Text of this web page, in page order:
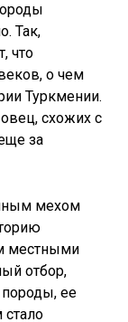
Так,
что
о чем
Туркмении.
схожих с
за
мехом
местными
отбор,
ее